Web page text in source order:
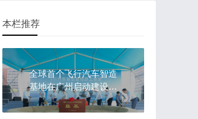
本栏推荐
全球首个飞行汽车智造
基地在广州启动建设，
年产能1万台